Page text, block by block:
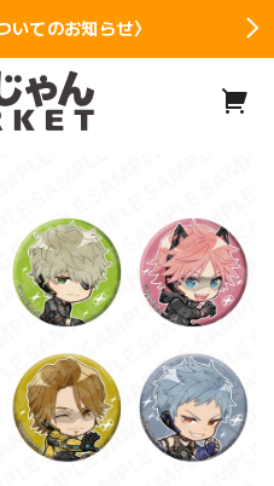
いてのお知らせ〉